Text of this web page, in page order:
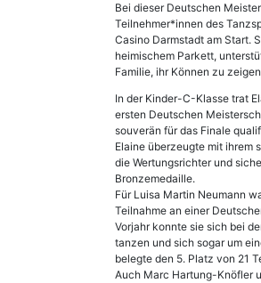
Bei dieser Deutschen
Teilnehmer*innen des
Casino Darmstadt am Start.
heimischem Parkett,
Familie, ihr Können zu
In der Kinder-C-Klasse trat
ersten Deutschen
souverän für das Finale
Elaine überzeugte mit ihrem
die Wertungsrichter und
Bronzemedaille.
Für Luisa Martin Neumann
Teilnahme an einer
Vorjahr konnte sie sich bei
tanzen und sich sogar um
belegte den 5. Platz von 21
Auch Marc Hartung-Knöfler